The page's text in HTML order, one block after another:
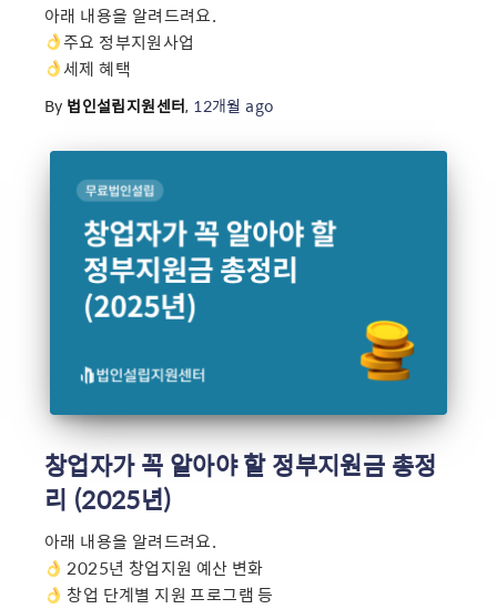
아래 내용을 알려드려요.
주요 정부지원사업
세제 혜택
By 법인설립지원센터, 12개월 ago
창업자가 꼭 알아야 할 정부지원금 총정
리 (2025년)
아래 내용을 알려드려요.
2025년 창업지원 예산 변화
창업 단계별 지원 프로그램 등